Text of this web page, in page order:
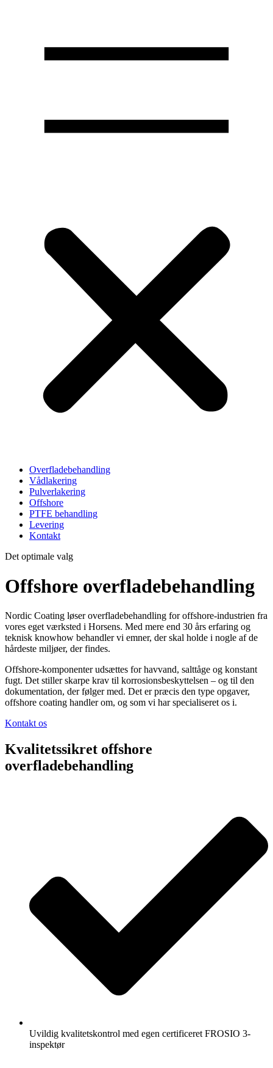
Overfladebehandling
Vådlakering
Pulverlakering
Offshore
PTFE behandling
Levering
Kontakt
Det optimale valg
Offshore overfladebehandling
Nordic Coating løser overfladebehandling for offshore-industrien fra
vores eget værksted i Horsens. Med mere end 30 års erfaring og
teknisk knowhow behandler vi emner, der skal holde i nogle af de
hårdeste miljøer, der findes.
Offshore-komponenter udsættes for havvand, salttåge og konstant
fugt. Det stiller skarpe krav til korrosionsbeskyttelsen – og til den
dokumentation, der følger med. Det er præcis den type opgaver,
offshore coating handler om, og som vi har specialiseret os i.
Kontakt os
Kvalitetssikret offshore
overfladebehandling
Uvildig kvalitetskontrol med egen certificeret FROSIO 3-
inspektør